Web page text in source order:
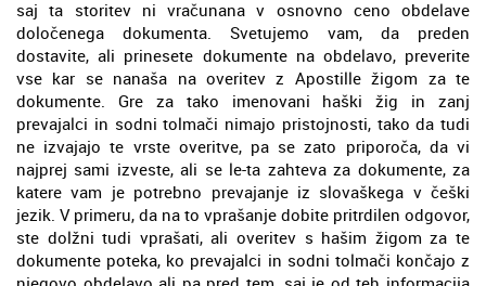
saj ta storitev ni vračunana v osnovno ceno obdelave
določenega dokumenta. Svetujemo vam, da preden
dostavite, ali prinesete dokumente na obdelavo, preverite
vse kar se nanaša na overitev z Apostille žigom za te
dokumente. Gre za tako imenovani haški žig in zanj
prevajalci in sodni tolmači nimajo pristojnosti, tako da tudi
ne izvajajo te vrste overitve, pa se zato priporoča, da vi
najprej sami izveste, ali se le-ta zahteva za dokumente, za
katere vam je potrebno prevajanje iz slovaškega v češki
jezik. V primeru, da na to vprašanje dobite pritrdilen odgovor,
ste dolžni tudi vprašati, ali overitev s hašim žigom za te
dokumente poteka, ko prevajalci in sodni tolmači končajo z